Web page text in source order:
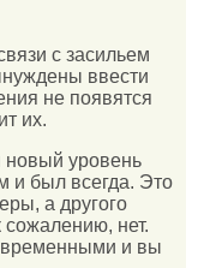
с засильем
ввести
не появятся
их.
новый уровень
и был всегда. Это
а другого
нет.
временными и вы